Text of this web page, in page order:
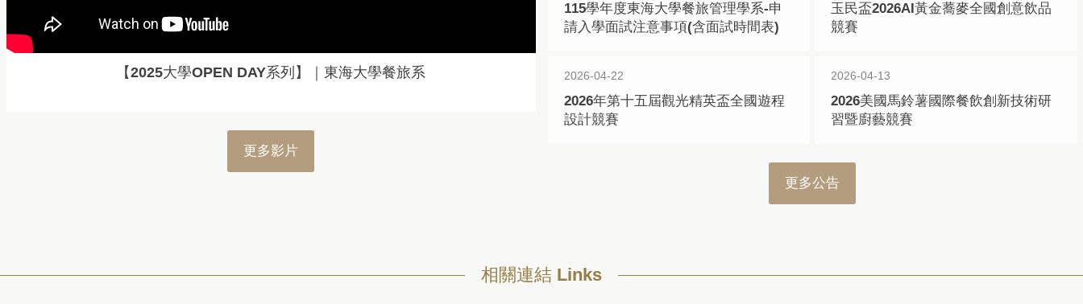
【2025大學OPEN DAY系列】｜東海大學餐旅系
更多影片
115學年度東海大學餐旅管理學系-申
請入學面試注意事項(含面試時間表)
玉民盃2026AI黃金蕎麥全國創意飲品
競賽
2026-04-22
2026年第十五屆觀光精英盃全國遊程
設計競賽
2026-04-13
2026美國馬鈴薯國際餐飲創新技術研
習暨廚藝競賽
更多公告
相關連結 Links